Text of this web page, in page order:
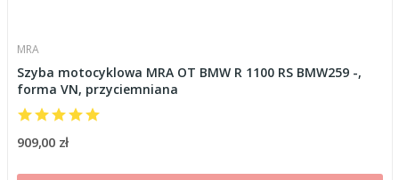
MRA
Szyba motocyklowa MRA OT BMW R 1100 RS BMW259 -,
forma VN, przyciemniana
909,00 zł